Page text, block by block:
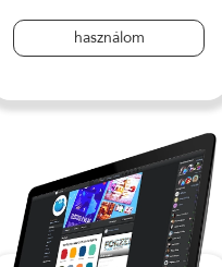
használom